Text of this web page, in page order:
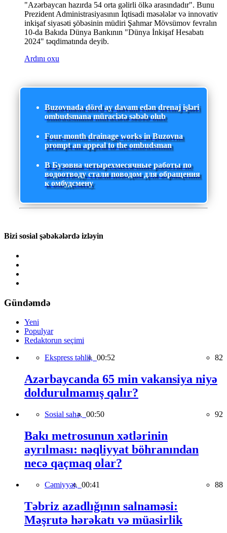
"Azərbaycan hazırda 54 orta gəlirli ölkə arasındadır". Bunu
Prezident Administrasiyasının İqtisadi məsələlər və innovativ
inkişaf siyasəti şöbəsinin müdiri Şahmar Mövsümov fevralın
10-da Bakıda Dünya Bankının "Dünya İnkişaf Hesabatı
2024" təqdimatında deyib.
Ardını oxu
Buzovnada dörd ay davam edən drenaj işləri
ombudsmana müraciətə səbəb olub
Four-month drainage works in Buzovna
prompt an appeal to the ombudsman
В Бузовна четырехмесячные работы по
водоотводу стали поводом для обращения
к омбудсмену
Bizi sosial şəbəkələrdə izləyin
Gündəmdə
Yeni
Populyar
Redaktorun seçimi
Ekspress təhlil, 00:52 82
Azərbaycanda 65 min vakansiya niyə
doldurulmamış qalır?
Sosial sahə, 00:50 92
Bakı metrosunun xətlərinin
ayrılması: nəqliyyat böhranından
necə qaçmaq olar?
Cəmiyyət, 00:41 88
Təbriz azadlığının salnaməsi:
Məşrutə hərəkatı və müasirlik